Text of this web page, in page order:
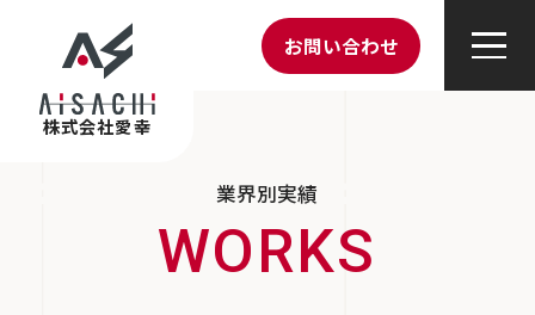
株式会社愛幸
お問い合わせ
業界別実績